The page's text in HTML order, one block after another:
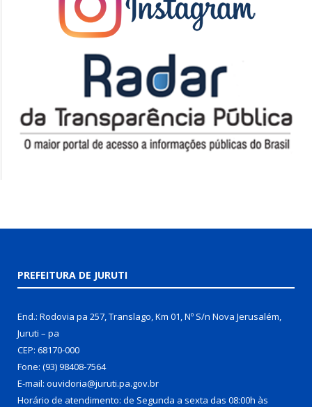
PREFEITURA DE JURUTI
End.: Rodovia pa 257, Translago, Km 01, Nº S/n Nova Jerusalém,
Juruti – pa
CEP: 68170-000
Fone: (93) 98408-7564
E-mail: ouvidoria@juruti.pa.gov.br
Horário de atendimento: de Segunda a sexta das 08:00h às